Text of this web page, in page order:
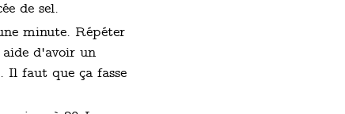
de sel.
minute. Répéter
aide d'avoir un
Il faut que ça fasse